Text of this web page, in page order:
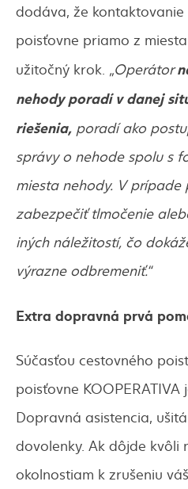
dodáva, že kontaktovanie
poisťovne priamo z
užitočný krok. „Operátor
nehody poradí v danej
riešenia, poradí ako
správy o nehode spolu s
miesta nehody. V
zabezpečiť tlmočenie
iných náležitostí, čo
výrazne odbremeniť.“
Extra dopravná prvá
Súčasťou cestovného
poisťovne
Dopravná asistencia,
dovolenky. Ak dôjde kvôli
okolnostiam k zrušeniu